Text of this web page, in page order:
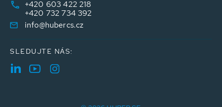
+420 603 422 218
+420 732 734 392
info@hubercs.cz
SLEDUJTE NÁS: